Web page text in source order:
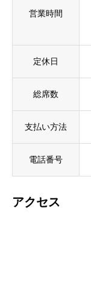
営業時間
定休日
総席数
支払い方法
電話番号
アクセス